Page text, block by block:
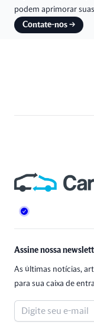
podem aprimorar
Contate-nos →
Rodapé
Assine nossa
As últimas notícias,
para sua caixa de